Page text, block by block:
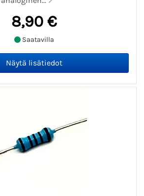
8,90 €
Saatavilla